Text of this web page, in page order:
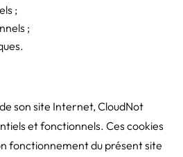
;
;
son site Internet, CloudNot
et fonctionnels. Ces cookies
fonctionnement du présent site